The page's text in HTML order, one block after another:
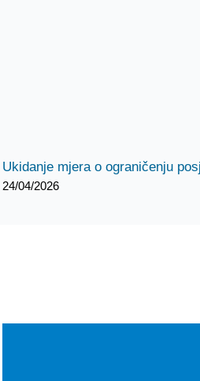
Ukidanje mjera o ograničenju
24/04/2026